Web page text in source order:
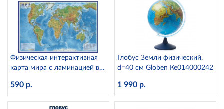
Физическая интерактивная
карта мира с ламинацией в
590 р.
Глобус Земли физический,
d=40 см Globen Ке014000242
1 990 р.